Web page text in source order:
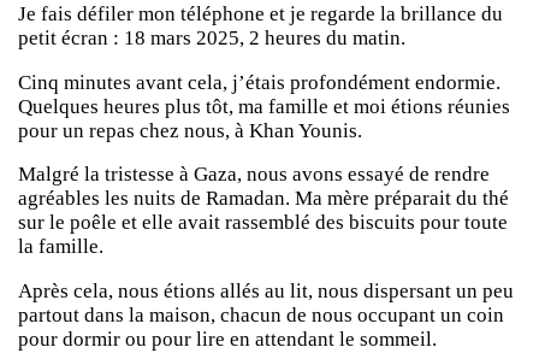
Je fais défiler mon téléphone et je regarde la brillance du
petit écran : 18 mars 2025, 2 heures du matin.
Cinq minutes avant cela, j’étais profondément endormie.
Quelques heures plus tôt, ma famille et moi étions réunies
pour un repas chez nous, à Khan Younis.
Malgré la tristesse à Gaza, nous avons essayé de rendre
agréables les nuits de Ramadan. Ma mère préparait du thé
sur le poêle et elle avait rassemblé des biscuits pour toute
la famille.
Après cela, nous étions allés au lit, nous dispersant un peu
partout dans la maison, chacun de nous occupant un coin
pour dormir ou pour lire en attendant le sommeil.